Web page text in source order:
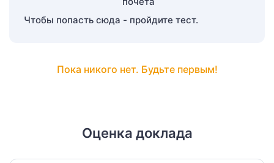
Чтобы попасть сюда - пройдите тест.
Пока никого нет. Будьте первым!
Оценка доклада